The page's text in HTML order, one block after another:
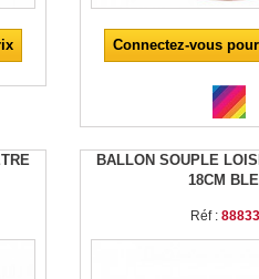
Connectez-vous
BALLON SOUPLE
18CM
Réf :